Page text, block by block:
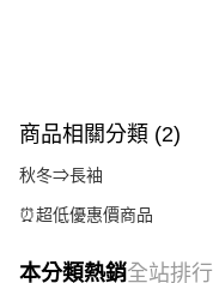
商品相關分類 (2)
秋冬⇒長袖
⏰超低優惠價商品
本分類熱銷全站排行